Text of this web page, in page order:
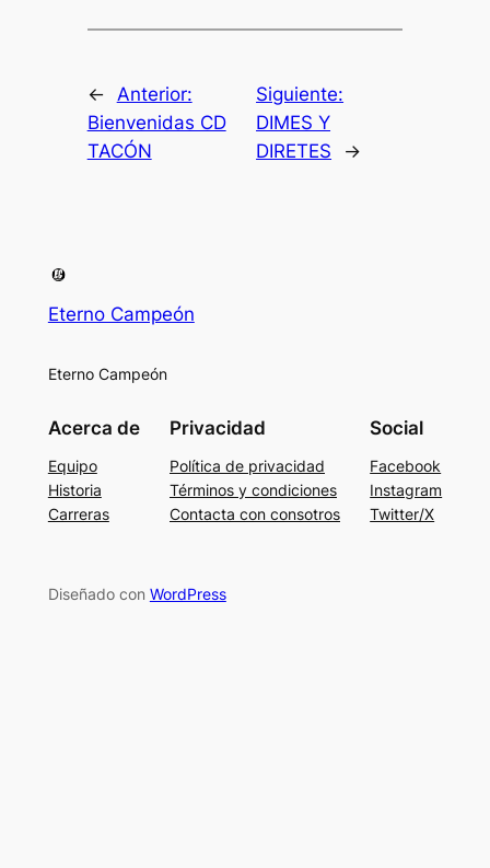
← Anterior:
Bienvenidas CD
TACÓN
Siguiente:
DIMES Y
DIRETES
→
Eterno Campeón
Eterno Campeón
Acerca de
Equipo
Historia
Carreras
Privacidad
Política de privacidad
Términos y condiciones
Contacta con consotros
Social
Facebook
Instagram
Twitter/X
Diseñado con WordPress